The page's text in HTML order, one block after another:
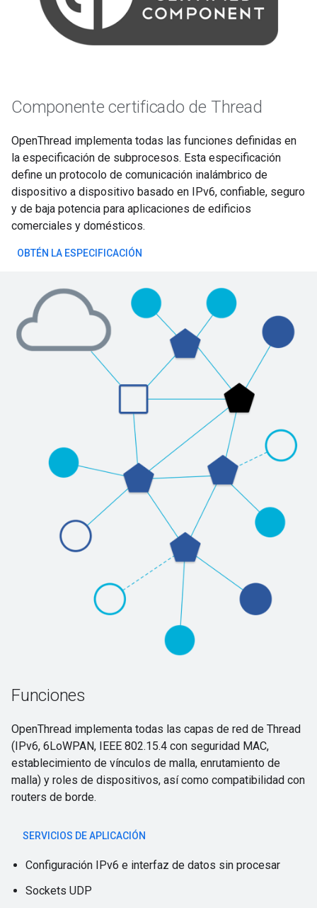
Componente certificado de Thread
OpenThread implementa todas las funciones definidas en
la especificación de subprocesos. Esta especificación
define un protocolo de comunicación inalámbrico de
dispositivo a dispositivo basado en IPv6, confiable, seguro
y de baja potencia para aplicaciones de edificios
comerciales y domésticos.
OBTÉN LA ESPECIFICACIÓN
Funciones
OpenThread implementa todas las capas de red de Thread
(IPv6, 6LoWPAN, IEEE 802.15.4 con seguridad MAC,
establecimiento de vínculos de malla, enrutamiento de
malla) y roles de dispositivos, así como compatibilidad con
routers de borde.
SERVICIOS DE APLICACIÓN
Configuración IPv6 e interfaz de datos sin procesar
Sockets UDP